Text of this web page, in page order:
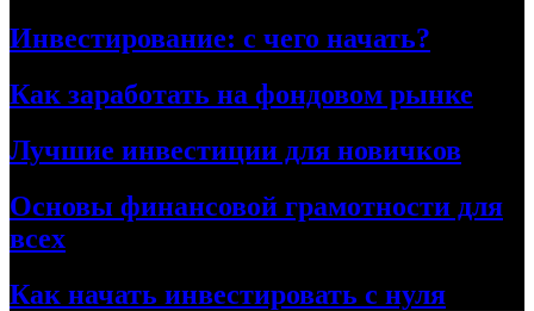
Инвестирование: с чего начать?
Как заработать на фондовом рынке
Лучшие инвестиции для новичков
Основы финансовой грамотности для
всех
Как начать инвестировать с нуля